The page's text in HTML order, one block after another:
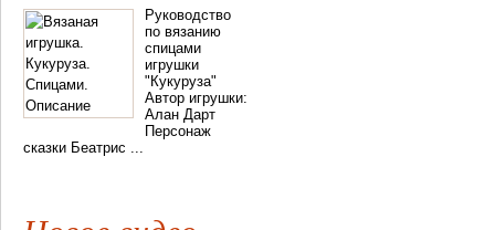
Руководство
по вязанию
спицами
игрушки
"Кукуруза"
Автор игрушки:
Алан Дарт
Персонаж
сказки Беатрис ...